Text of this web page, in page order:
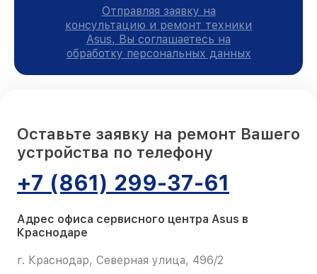
Отправляя заявку на
консультацию и ремонт техники
Asus, Вы соглашаетесь на
обработку персональных данных
Оставьте заявку на ремонт Вашего
устройства по телефону
+7 (861) 299-37-61
Адрес офиса сервисного центра Asus в
Краснодаре
г. Краснодар, Северная улица, 496/2